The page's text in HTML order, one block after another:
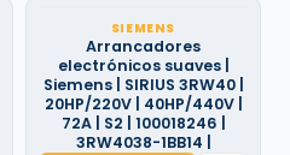
SIEMENS
Arrancadores
electrónicos suaves |
Siemens | SIRIUS 3RW40 |
20HP/220V | 40HP/440V |
72A | S2 | 100018246 |
3RW4038-1BB14 |